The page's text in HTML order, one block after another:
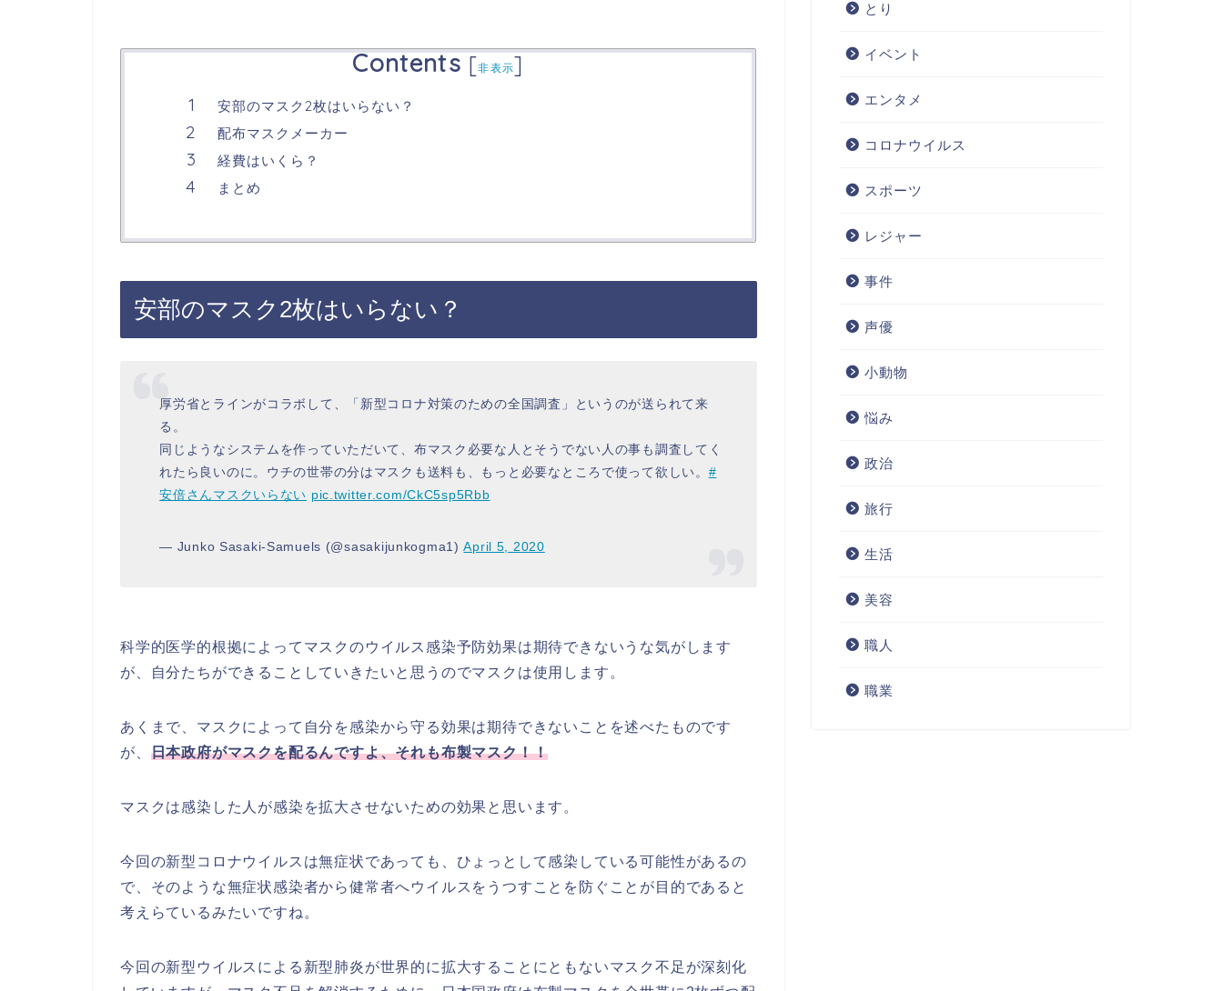
Contents [非表示]
安部のマスク2枚はいらない？
配布マスクメーカー
経費はいくら？
まとめ
安部のマスク2枚はいらない？
厚労省とラインがコラボして、「新型コロナ対策のための全国調査」というのが送られて来
る。
同じようなシステムを作っていただいて、布マスク必要な人とそうでない人の事も調査してく
れたら良いのに。ウチの世帯の分はマスクも送料も、もっと必要なところで使って欲しい。 #
安倍さんマスクいらない pic.twitter.com/CkC5sp5Rbb
— Junko Sasaki-Samuels (@sasakijunkogma1)April 5, 2020
科学的医学的根拠によってマスクのウイルス感染予防効果は期待できないうな気がします
が、自分たちができることしていきたいと思うのでマスクは使用します。
あくまで、マスクによって自分を感染から守る効果は期待できないことを述べたものです
が、 日本政府がマスクを配るんですよ、それも布製マスク！！
マスクは感染した人が感染を拡大させないための効果と思います。
今回の新型コロナウイルスは無症状であっても、ひょっとして感染している可能性があるの
で、そのような無症状感染者から健常者へウイルスをうつすことを防ぐことが目的であると
考えらているみたいですね。
今回の新型ウイルスによる新型肺炎が世界的に拡大することにともないマスク不足が深刻化
とり
イベント
エンタメ
コロナウイルス
スポーツ
レジャー
事件
声優
小動物
悩み
政治
旅行
生活
美容
職人
職業